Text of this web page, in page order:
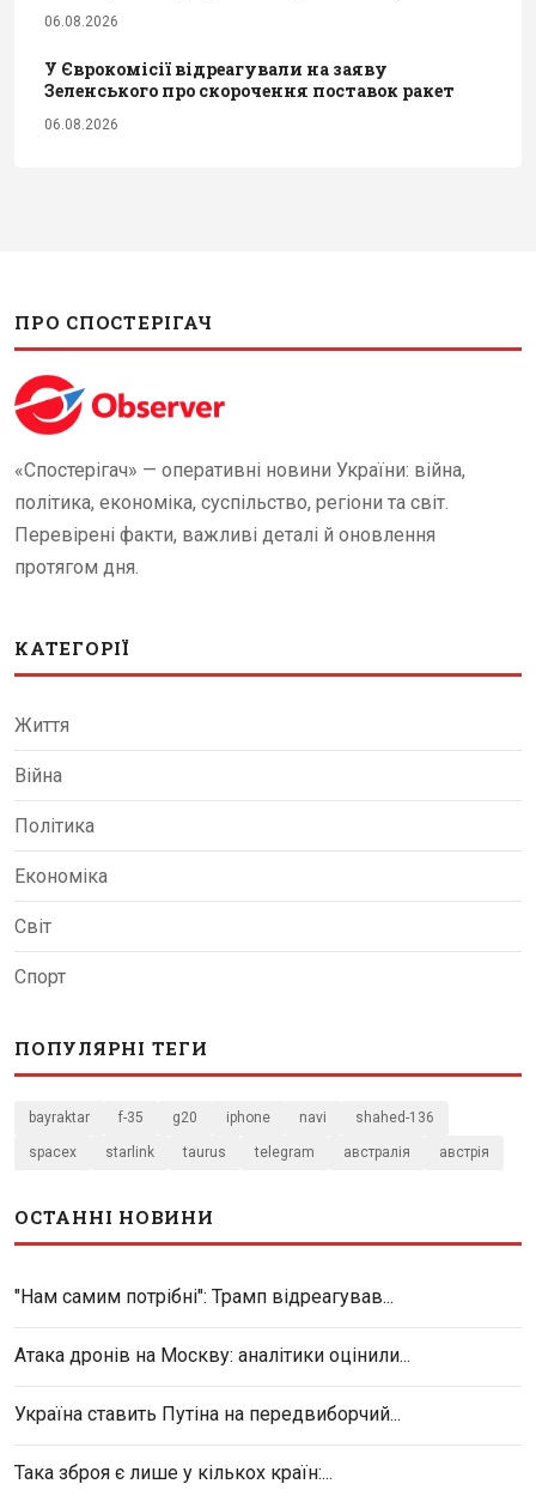
06.08.2026
У Єврокомісії відреагували на заяву
Зеленського про скорочення поставок ракет
06.08.2026
ПРО СПОСТЕРІГАЧ
«Спостерігач» — оперативні новини України: війна,
політика, економіка, суспільство, регіони та світ.
Перевірені факти, важливі деталі й оновлення
протягом дня.
КАТЕГОРІЇ
Життя
Війна
Політика
Економіка
Світ
Спорт
ПОПУЛЯРНІ ТЕГИ
bayraktar f-35 g20 iphone navi shahed-136
spacex starlink taurus telegram австралія австрія
ОСТАННІ НОВИНИ
"Нам самим потрібні": Трамп відреагував...
Атака дронів на Москву: аналітики оцінили...
Україна ставить Путіна на передвиборчий...
Така зброя є лише у кількох країн:...